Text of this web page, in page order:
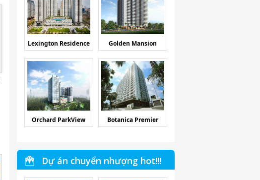
Lexington Residence Golden Mansion
Orchard ParkView Botanica Premier
Dự án chuyển nhượng hot!!!